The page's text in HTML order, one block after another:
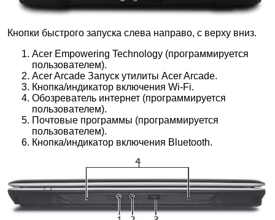
Кнопки быстрого запуска слева направо, с верху вниз.
Acer Empowering Technology (программируется
пользователем).
Acer Arcade Запуск утилиты Acer Arcade.
Кнопка/индикатор включения Wi-Fi.
Обозреватель интернет (программируется
пользователем).
Почтовые программы (программируется
пользователем).
Кнопка/индикатор включения Bluetooth.